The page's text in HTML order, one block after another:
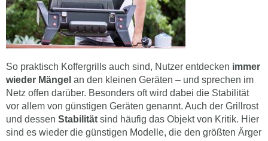
So praktisch Koffergrills auch sind, Nutzer entdecken immer
wieder Mängel an den kleinen Geräten – und sprechen im
Netz offen darüber. Besonders oft wird dabei die Stabilität
vor allem von günstigen Geräten genannt. Auch der Grillrost
und dessen Stabilität sind häufig das Objekt von Kritik. Hier
sind es wieder die günstigen Modelle, die den größten Ärger